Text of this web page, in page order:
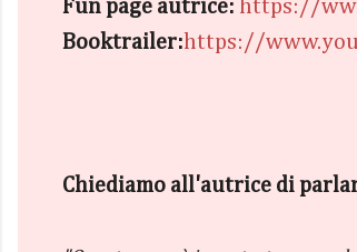
Fun page autrice: https://
Booktrailer:https://
Chiediamo all'autrice di